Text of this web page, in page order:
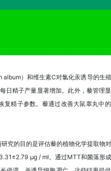
）和维生素C对氯化汞诱导的生
日精子产量显著增加。此外，藜管理
精子参数。藜通过改善大鼠睾丸中
究的目的是评估藜的植物化学提取物
µg / ml。通过MTT和菌落形成